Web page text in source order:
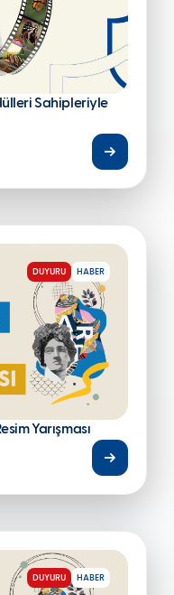
Sahipleriyle
DUYURU HABER
Yarışması
DUYURU HABER